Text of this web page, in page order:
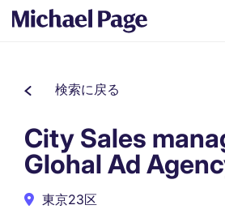
検索に戻る
City Sales
Glohal Ad
東京23区